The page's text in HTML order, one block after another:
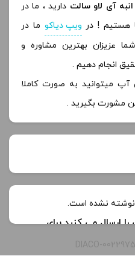
آی لاو سالت دارید ، ما در
هستیم ! در ویپ دیاکو ما در
عزیزان بهترین مشاوره و
انجام دهیم .
آپ میتوانید به صورت کاملا
مشورت بگیرید .
نشده است.
ارسال می کنید برای
“سالت نیکوتین انبه آی لاو سالت | I Love Salts Tropic